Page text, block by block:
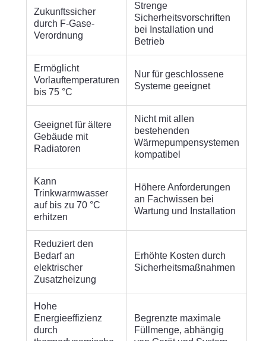
Zukunftssicher
durch F-Gase-
Verordnung
Strenge
Sicherheitsvorschriften
bei Installation und
Betrieb
Ermöglicht
Vorlauftemperaturen
bis 75 °C
Nur für geschlossene
Systeme geeignet
Geeignet für ältere
Gebäude mit
Radiatoren
Nicht mit allen
bestehenden
Wärmepumpensystemen
kompatibel
Kann
Trinkwarmwasser
auf bis zu 70 °C
erhitzen
Höhere Anforderungen
an Fachwissen bei
Wartung und Installation
Reduziert den
Bedarf an
elektrischer
Zusatzheizung
Erhöhte Kosten durch
Sicherheitsmaßnahmen
Hohe
Energieeffizienz
durch
Begrenzte maximale
Füllmenge, abhängig